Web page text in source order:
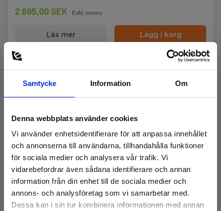
Samtycke Information Om
Denna webbplats använder cookies
Vi använder enhetsidentifierare för att anpassa innehållet
och annonserna till användarna, tillhandahålla funktioner
för sociala medier och analysera vår trafik. Vi
vidarebefordrar även sådana identifierare och annan
information från din enhet till de sociala medier och
annons- och analysföretag som vi samarbetar med.
Dessa kan i sin tur kombinera informationen med annan
2 695,00 SEK Exkl. moms
Läs mer Lägg i korg